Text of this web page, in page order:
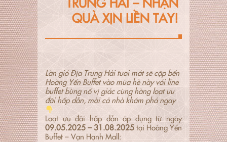
QUÀ XỊN LIỀN TAY!
Làn gió Địa Trung Hải tươi mát sẽ cập bến
Hoàng Yến Buffet vào mùa hè này với line
buffet bùng nổ vị giác cùng hàng loạt ưu
đãi hấp dẫn, mời cả nhà khám phá ngay
Loạt ưu đãi hấp dẫn áp dụng từ ngày
09.05.2025 – 31.08.2025tại Hoàng Yến
Buffet – Vạn Hạnh Mall: